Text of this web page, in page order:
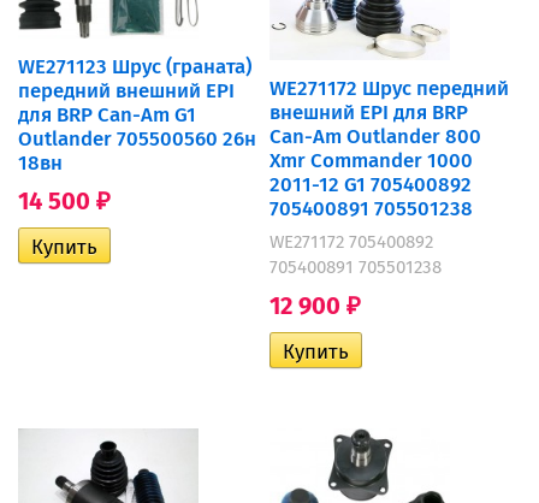
WE271123 Шрус (граната)
передний внешний EPI
для BRP Can-Am G1
Outlander 705500560 26н
18вн
14 500 ₽
WE271172 Шрус передний
внешний EPI для BRP
Can-Am Outlander 800
Xmr Commander 1000
2011-12 G1 705400892
705400891 705501238
WE271172 705400892
705400891 705501238
12 900 ₽